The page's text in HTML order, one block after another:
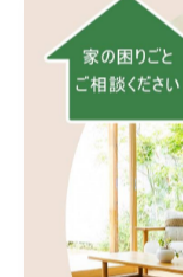
リフォーム計画
理想の住まいを
望や将来のライ
くりが欠かせま
を話し合い、優
ら無駄のない選
また、リフォー